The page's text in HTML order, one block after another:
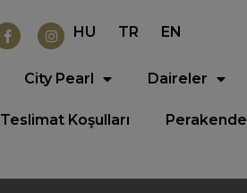
HU TR EN
City Pearl Daireler
Teslimat Koşulları Perakende